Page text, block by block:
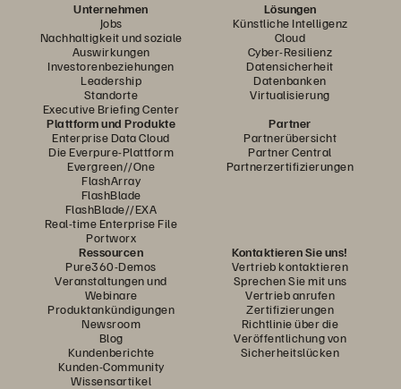
Unternehmen
Jobs
Nachhaltigkeit und soziale
Auswirkungen
Investorenbeziehungen
Leadership
Standorte
Executive Briefing Center
Lösungen
Künstliche Intelligenz
Cloud
Cyber-Resilienz
Datensicherheit
Datenbanken
Virtualisierung
Plattform und Produkte
Enterprise Data Cloud
Die Everpure-Plattform
Evergreen//One
FlashArray
FlashBlade
FlashBlade//EXA
Real-time Enterprise File
Portworx
Partner
Partnerübersicht
Partner Central
Partnerzertifizierungen
Ressourcen
Pure360-Demos
Veranstaltungen und
Webinare
Produktankündigungen
Newsroom
Blog
Kundenberichte
Kunden-Community
Wissensartikel
Kontaktieren Sie uns!
Vertrieb kontaktieren
Sprechen Sie mit uns
Vertrieb anrufen
Zertifizierungen
Richtlinie über die
Veröffentlichung von
Sicherheitslücken